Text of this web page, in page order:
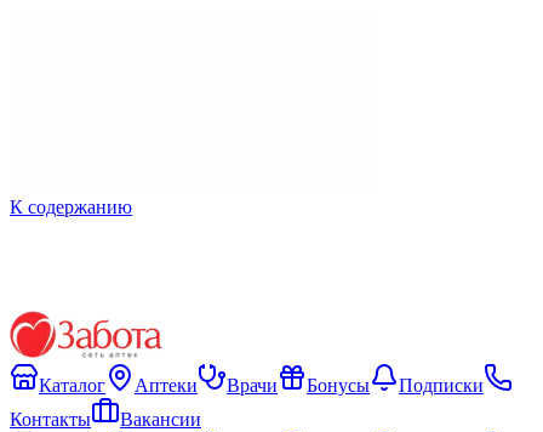
К содержанию
Каталог Аптеки Врачи Бонусы
Подписки
Контакты
Вакансии